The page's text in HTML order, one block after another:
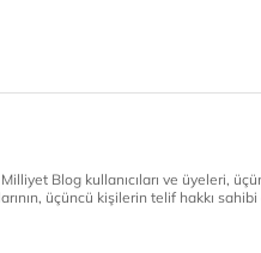
Blog kullanıcıları ve üyeleri,
üçüncü kişilerin telif hakkı sahibi